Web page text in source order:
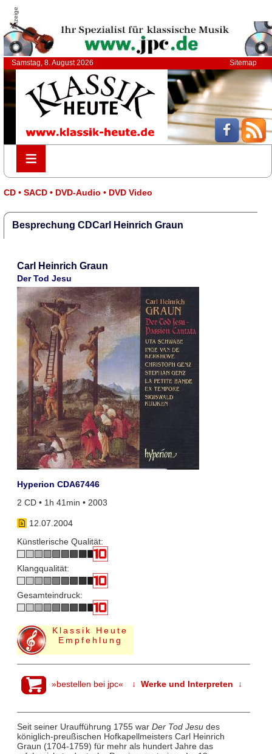
Anzeige
Samstag, 8. August 2026 Sitemap
≡
≡
CD • SACD • DVD-Audio • DVD Video
Besprechung CDCarl Heinrich Graun
Carl Heinrich Graun
Der Tod Jesu
Hyperion CDA67446
2 CD • 1h 41min • 2003
12.07.2004
Künstlerische Qualität:
Klangqualität:
Gesamteindruck:
Klassik Heute
Empfehlung
»bestellen bei jpc« ↓ Werke und Interpreten ↓
Seit seiner Uraufführung 1755 war Der Tod Jesudes
königlich-preußischen Hofkapellmeisters Carl Heinrich
Graun (1704-1759) für mehr als hundert Jahre das